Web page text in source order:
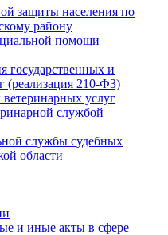
защиты населения по
району
помощи
государственных и
(реализация 210-ФЗ)
услуг
службой
службы судебных
области
и иные акты в сфере